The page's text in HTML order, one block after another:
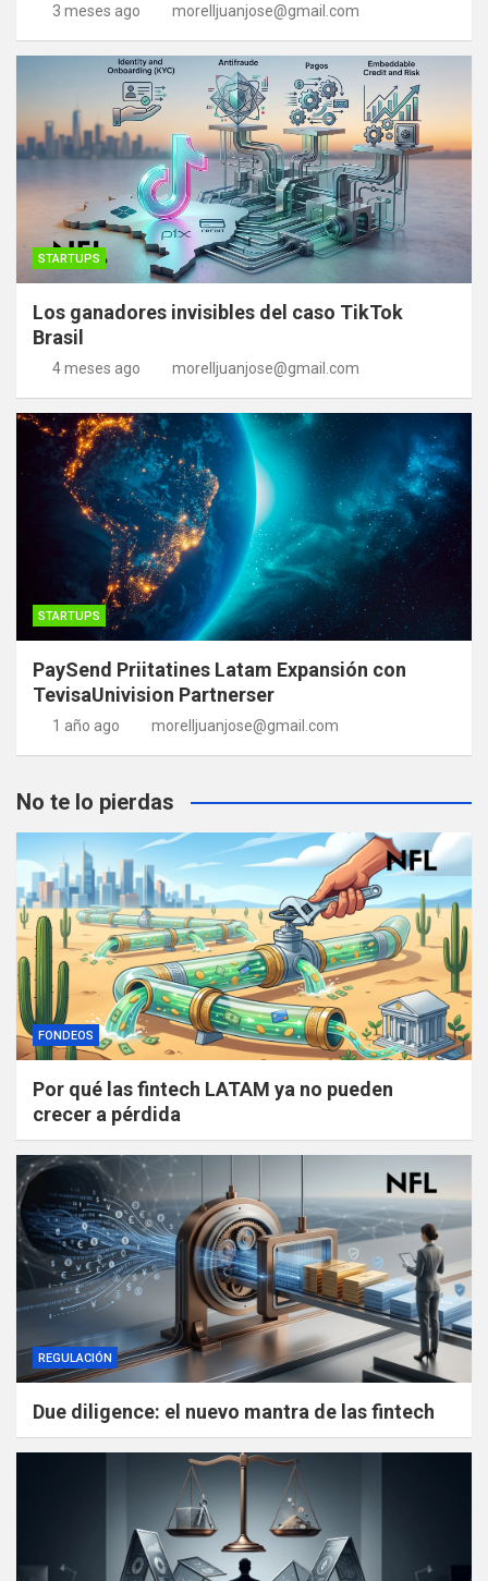
3 meses ago morelljuanjose@gmail.com
STARTUPS
Los ganadores invisibles del caso TikTok
Brasil
4 meses ago morelljuanjose@gmail.com
STARTUPS
PaySend Priitatines Latam Expansión con
TevisaUnivision Partnerser
1 año ago morelljuanjose@gmail.com
No te lo pierdas
FONDEOS
Por qué las fintech LATAM ya no pueden
crecer a pérdida
REGULACIÓN
Due diligence: el nuevo mantra de las fintech